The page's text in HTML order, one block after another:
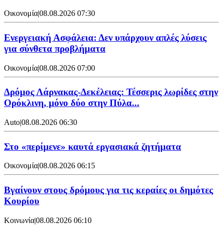
Οικονομία|08.08.2026 07:30
Ενεργειακή Ασφάλεια: Δεν υπάρχουν απλές λύσεις
για σύνθετα προβλήματα
Οικονομία|08.08.2026 07:00
Δρόμος Λάρνακας-Δεκέλειας: Τέσσερις λωρίδες στην
Ορόκλινη, μόνο δύο στην Πύλα...
Auto|08.08.2026 06:30
Στο «περίμενε» καυτά εργασιακά ζητήματα
Οικονομία|08.08.2026 06:15
Βγαίνουν στους δρόμους για τις κεραίες οι δημότες
Κουρίου
Κοινωνία|08.08.2026 06:10